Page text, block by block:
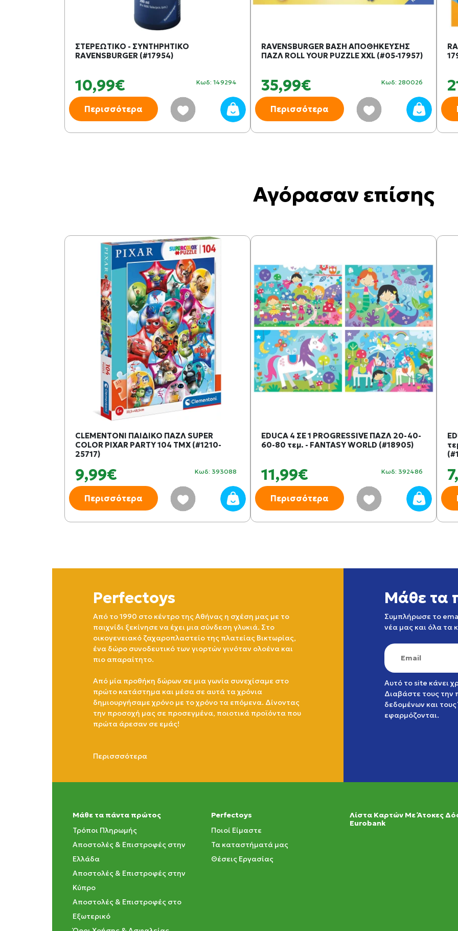
ΣΤΕΡΕΩΤΙΚΟ - ΣΥΝΤΗΡΗΤΙΚΟ
RAVENSBURGER (#17954)
10,99€ Κωδ: 149294
Περισσότερα
RAVENSBURGER ΒΑΣΗ ΑΠΟΘΗΚΕΥΣΗΣ
ΠΑΖΛ ROLL YOUR PUZZLE XXL (#05-17957)
35,99€ Κωδ: 280026
Περισσότερα
Αγόρασαν επίσης
CLEMENTONI ΠΑΙΔΙΚΟ ΠΑΖΛ SUPER
COLOR PIXAR PARTY 104 ΤΜΧ (#1210-
25717)
9,99€ Κωδ: 393088
Περισσότερα
EDUCA 4 ΣΕ 1 PROGRESSIVE ΠΑΖΛ 20-40-
60-80 τεμ. - FANTASY WORLD (#18905)
11,99€ Κωδ: 392486
Περισσότερα
Perfectoys
Από το 1990 στο κέντρο της Αθήνας η σχέση μας με το
παιχνίδι ξεκίνησε να έχει μια σύνδεση γλυκιά. Στο
οικογενειακό ζαχαροπλαστείο της πλατείας Βικτωρίας,
ένα δώρο συνοδευτικό των γιορτών γινόταν ολοένα και
πιο απαραίτητο.
Από μία προθήκη δώρων σε μια γωνία συνεχίσαμε στο
πρώτο κατάστημα και μέσα σε αυτά τα χρόνια
δημιουργήσαμε χρόνο με το χρόνο τα επόμενα. Δίνοντας
την προσοχή μας σε προσεγμένα, ποιοτικά προϊόντα που
πρώτα άρεσαν σε εμάς!
Περισσσότερα
Μάθε τα
Συμπλήρωσε το
νέα μας και όλα τα
Αυτό το site κάνει
Διαβάστε τους την
δεδομένων και τους
εφαρμόζονται.
Μάθε τα πάντα πρώτος
Τρόποι Πληρωμής
Αποστολές & Επιστροφές στην
Ελλάδα
Αποστολές & Επιστροφές στην
Κύπρο
Αποστολές & Επιστροφές στο
Εξωτερικό
Perfectoys
Ποιοί Είμαστε
Τα καταστήματά μας
Θέσεις Εργασίας
Λίστα Καρτών Με Άτοκες
Eurobank